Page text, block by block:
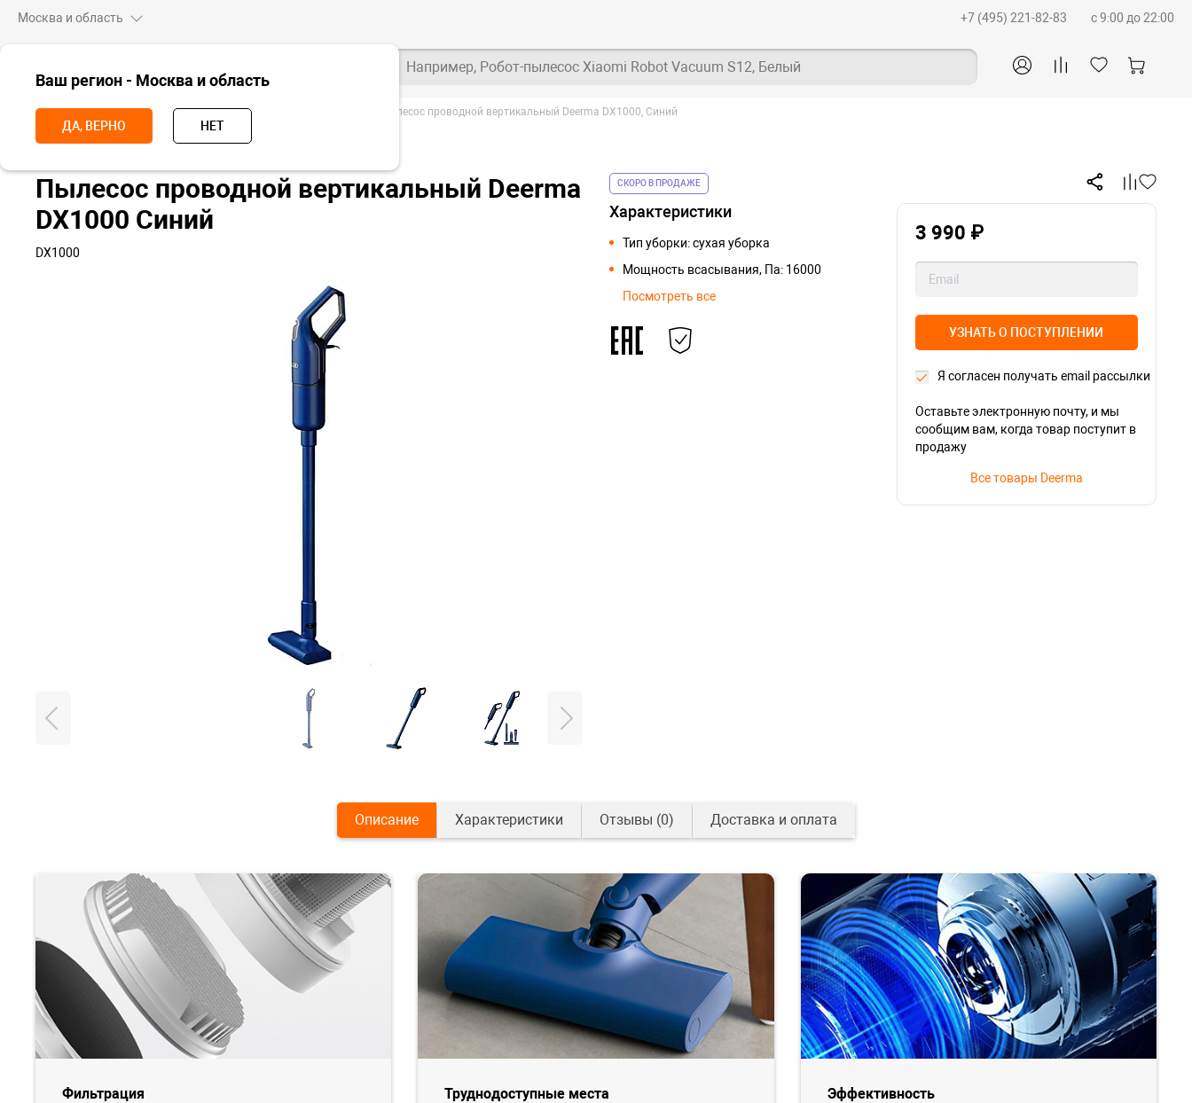
Москва и область
Ваш регион - Москва и область
ДА, ВЕРНО НЕТ
+7 (495) 221-82-83 c 9:00 до 22:00
Например, Робот-пылесос Xiaomi Robot Vacuum S12, Белый
Главная Для дома Пылесосы Вертикальные пылесосы Пылесос проводной вертикальный Deerma DX1000, Синий
Пылесос проводной вертикальный Deerma
DX1000 Синий
DX1000
СКОРО В ПРОДАЖЕ
Характеристики
Тип уборки: сухая уборка
Мощность всасывания, Па: 16000
Посмотреть все
3 990 ₽
УЗНАТЬ О ПОСТУПЛЕНИИ
Я согласен получать email рассылки
Оставьте электронную почту, и мы
сообщим вам, когда товар поступит в
продажу
Все товары Deerma
Описание Характеристики Отзывы (0) Доставка и оплата
Фильтрация Труднодоступные места Эффективность